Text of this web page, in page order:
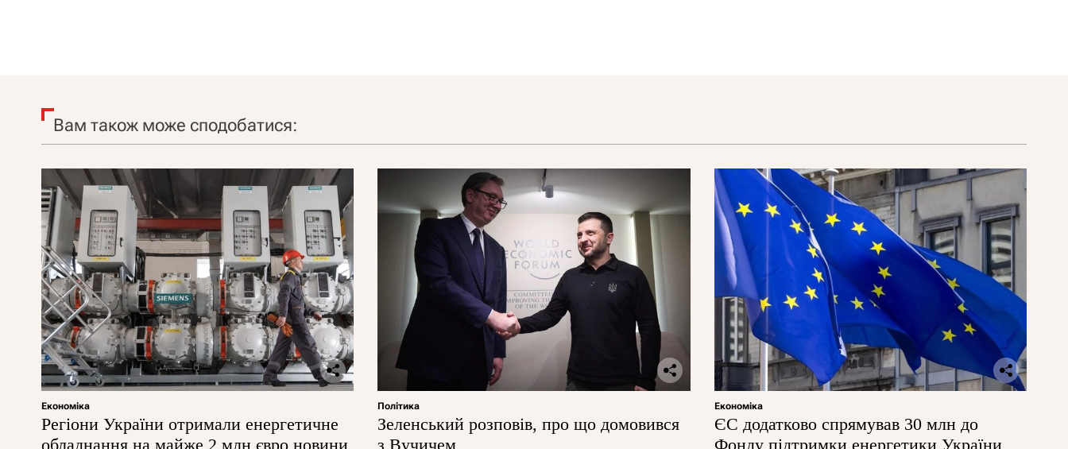
Вам також може сподобатися:
Економіка
Регіони України отримали енергетичне
обладнання на майже 2 млн євро новини
Політика
Зеленський розповів, про що домовився
з Вучичем
Економіка
ЄС додатково спрямував 30 млн до
Фонду підтримки енергетики України